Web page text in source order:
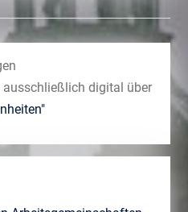
digital über